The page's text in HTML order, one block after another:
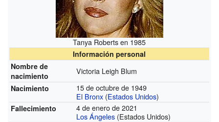
Tanya Roberts en 1985
Información personal
Nombre de
nacimiento
Victoria Leigh Blum
Nacimiento
15 de octubre de 1949
El Bronx (Estados Unidos)
Fallecimiento
4 de enero de 2021
Los Ángeles (Estados Unidos)